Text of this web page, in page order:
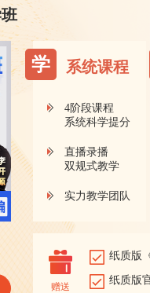
学 系统课程
4阶段课程
系统科学提分
直播录播
双规式教学
实力教学团队
赠送
纸质版
纸质版